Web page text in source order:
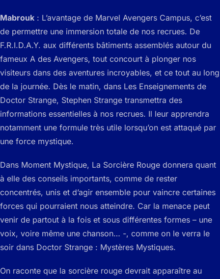
Mabrouk : L’avantage de Marvel Avengers Campus, c’est
de permettre une immersion totale de nos recrues. De
F.R.I.D.A.Y. aux différents bâtiments assemblés autour du
fameux A des Avengers, tout concourt à plonger nos
visiteurs dans des aventures incroyables, et ce tout au long
de la journée. Dès le matin, dans Les Enseignements de
Doctor Strange, Stephen Strange transmettra des
informations essentielles à nos recrues. Il leur apprendra
notamment une formule très utile lorsqu’on est attaqué par
une force mystique.
Dans Moment Mystique, La Sorcière Rouge donnera quant
à elle des conseils importants, comme de rester
concentrés, unis et d’agir ensemble pour vaincre certaines
forces qui pourraient nous atteindre. Car la menace peut
venir de partout à la fois et sous différentes formes – une
voix, voire même une chanson… -, comme on le verra le
soir dans Doctor Strange : Mystères Mystiques.
On raconte que la sorcière rouge devrait apparaître au